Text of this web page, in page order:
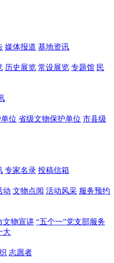
媒体报道 基地资讯
历史展览 常设展览 专题馆 民
位 省级文物保护单位 市县级
专家名录 投稿信箱
动 文物点阅 活动风采 服务预约
文物宣讲 “五个一”党支部服务
大
志愿者